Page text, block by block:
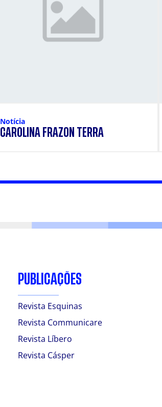
Notícia
CAROLINA FRAZON TERRA
PUBLICAÇÕES
Revista Esquinas
Revista Communicare
Revista Líbero
Revista Cásper